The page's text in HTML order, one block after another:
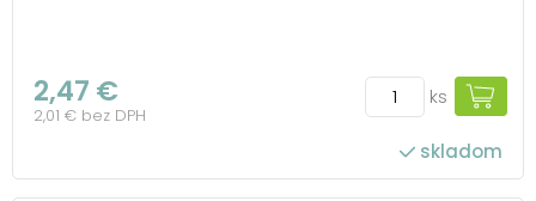
2,47 €
2,01 € bez DPH
ks
skladom